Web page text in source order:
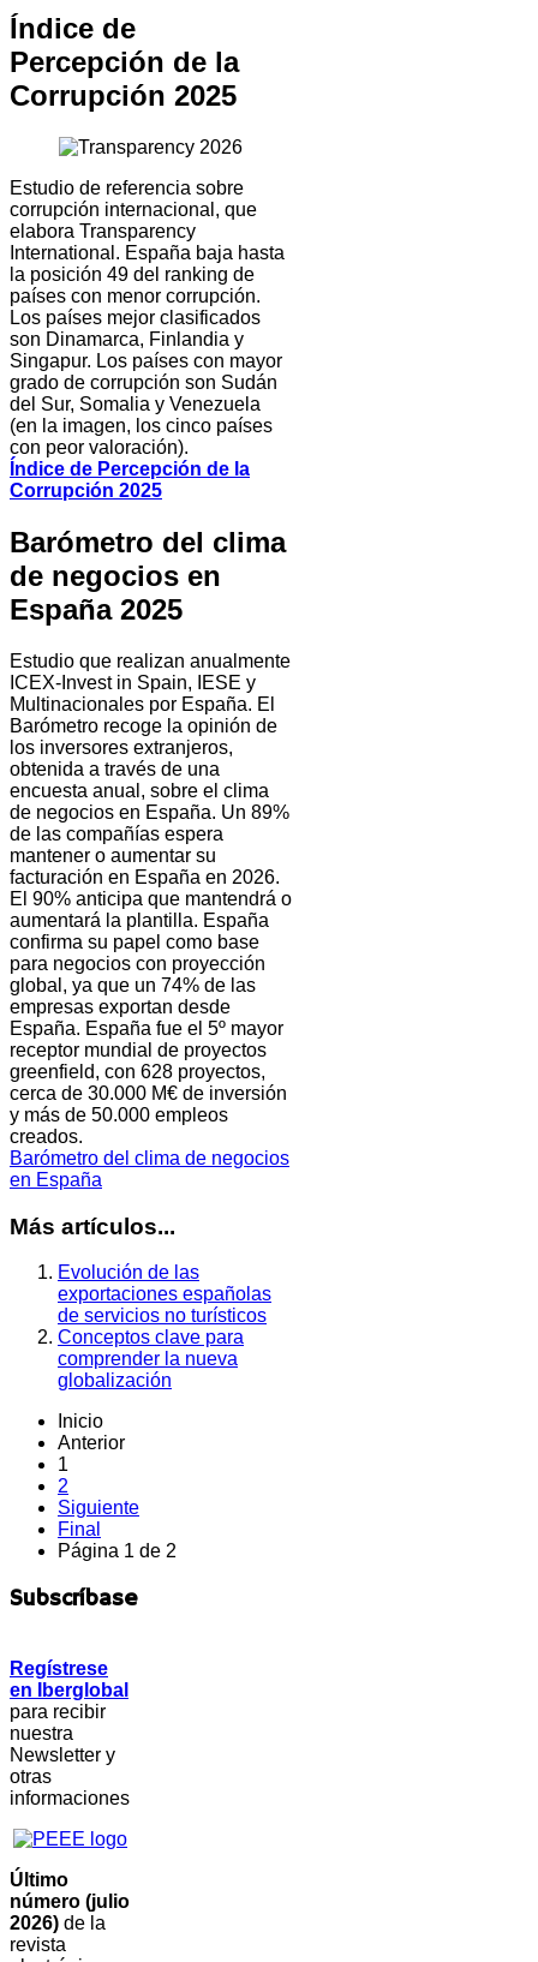
Índice de
Percepción de la
Corrupción 2025
Estudio de referencia sobre
corrupción internacional, que
elabora Transparency
International. España baja hasta
la posición 49 del ranking de
países con menor corrupción.
Los países mejor clasificados
son Dinamarca, Finlandia y
Singapur. Los países con mayor
grado de corrupción son Sudán
del Sur, Somalia y Venezuela
(en la imagen, los cinco países
con peor valoración).
Índice de Percepción de la
Corrupción 2025
Barómetro del clima
de negocios en
España 2025
Estudio que realizan anualmente
ICEX-Invest in Spain, IESE y
Multinacionales por España. El
Barómetro recoge la opinión de
los inversores extranjeros,
obtenida a través de una
encuesta anual, sobre el clima
de negocios en España. Un 89%
de las compañías espera
mantener o aumentar su
facturación en España en 2026.
El 90% anticipa que mantendrá o
aumentará la plantilla. España
confirma su papel como base
para negocios con proyección
global, ya que un 74% de las
empresas exportan desde
España. España fue el 5º mayor
receptor mundial de proyectos
greenfield, con 628 proyectos,
cerca de 30.000 M€ de inversión
y más de 50.000 empleos
creados.
Barómetro del clima de negocios
en España
Más artículos...
Evolución de las
exportaciones españolas
de servicios no turísticos
Conceptos clave para
comprender la nueva
globalización
Inicio
Anterior
1
2
Siguiente
Final
Página 1 de 2
Subscríbase
Regístrese
en Iberglobal
para recibir
nuestra
Newsletter y
otras
informaciones
Último
número (julio
2026) de la
revista